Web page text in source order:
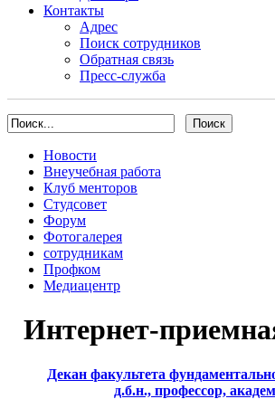
Контакты
Адрес
Поиск сотрудников
Обратная связь
Пресс-служба
Новости
Внеучебная работа
Клуб менторов
Студсовет
Форум
Фотогалерея
сотрудникам
Профком
Медиацентр
Интернет-
Декан факультета
д.б.н., профессор,